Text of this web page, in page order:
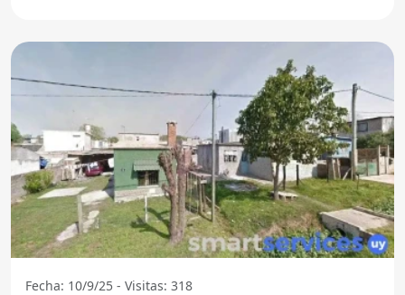
Fecha: 10/9/25 - Visitas: 318